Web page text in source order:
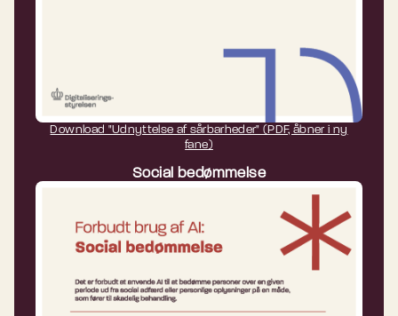
Download "Udnyttelse af sårbarheder" (PDF, åbner i ny
fane)
Social bedømmelse